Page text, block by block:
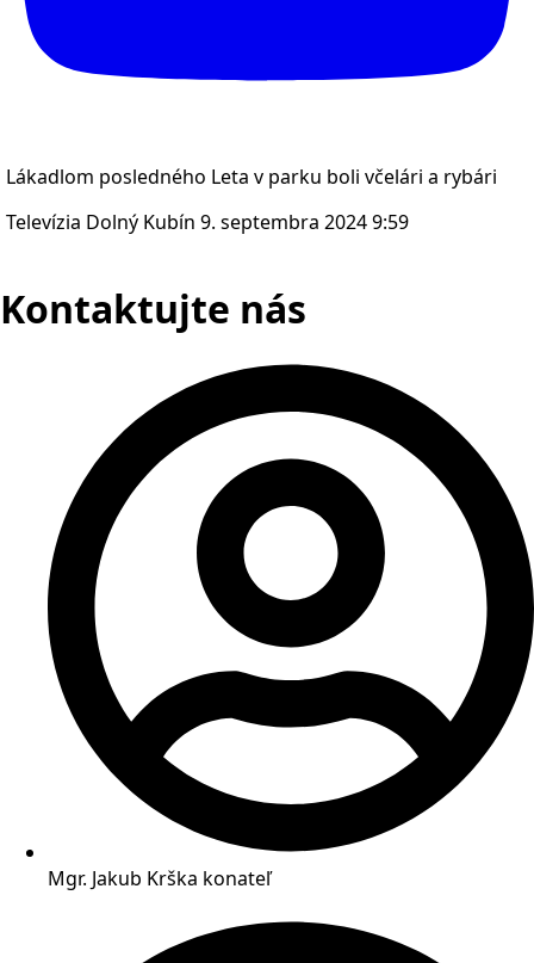
Lákadlom posledného Leta v parku boli včelári a rybári
Televízia Dolný Kubín 9. septembra 2024 9:59
Kontaktujte nás
Mgr. Jakub Krška konateľ